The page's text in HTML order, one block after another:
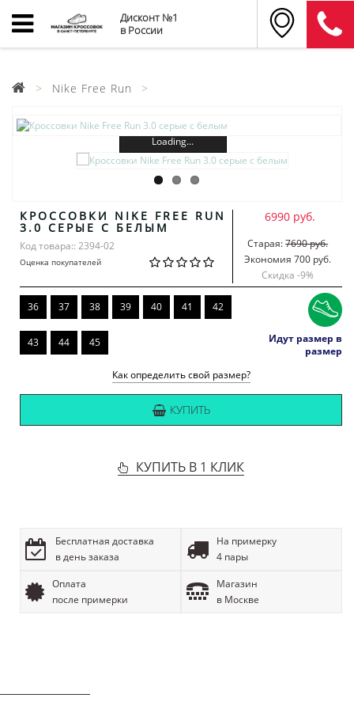
Дисконт №1
в России
Nike Free Run
Loading...
КРОССОВКИ NIKE FREE RUN
3.0 СЕРЫЕ С БЕЛЫМ
Код товара:: 2394-02
Оценка покупателей
6990 руб.
Старая:7690 руб.
Экономия 700 руб.
Скидка -9%
36 37 38 39 40 41 42
43 44 45
Идут размер в
размер
Как определить свой размер?
КУПИТЬ
КУПИТЬ В 1 КЛИК
Бесплатная доставка
в день заказа
На примерку
4 пары
Оплата
после примерки
Магазин
в Москве